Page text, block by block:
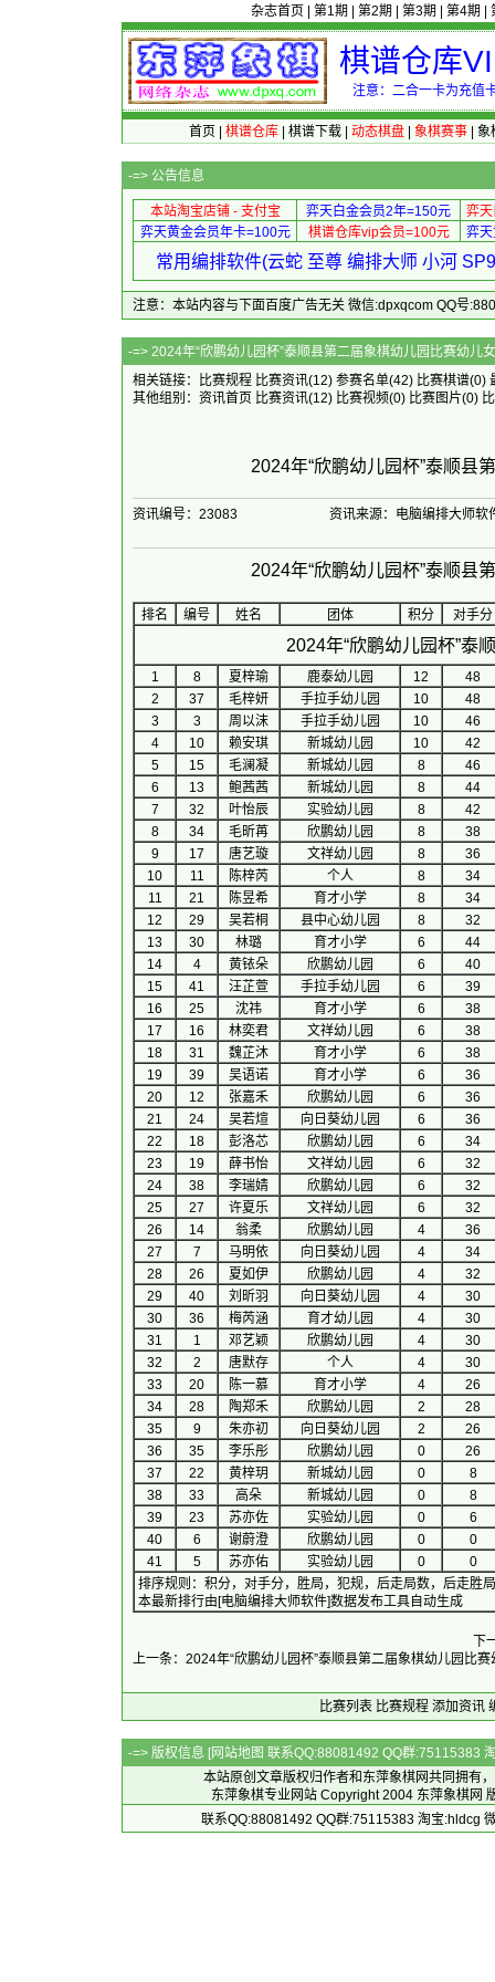
杂志首页 第1期 第2期 第3期 第4期
棋谱仓库
注意：二合一卡为充值
首页 棋谱仓库| 棋谱下载| 动态棋盘| 象棋赛事| 象
-=> 公告信息
本站淘宝店铺 - 支付宝 弈天白金会员2年=150元
弈
弈天黄金会员年卡=100元
棋谱仓库vip会员=100元 弈
常用编排软件(云蛇 至尊 编排大师 小河
注意：本站内容与下面百度广告无关 微信:dpxqcom QQ号
-=> 2024年“欣鹏幼儿园杯”泰顺县第二届象
相关链接：
比赛规程 比赛资讯(12) 参赛名单(42) 比赛棋谱(0)
其他组别： 资讯首页 比赛资讯(12) 比赛视频(0) 比赛图片(0)
2024年“欣鹏幼儿园杯”泰顺县
资讯编号：23083 资讯来源：电脑编排大师软
2024年“欣鹏幼儿园杯”泰顺县
排名 编号 姓名 团体 积分 对手分
2024年“欣鹏幼儿园杯”泰
1 8 夏梓瑜 鹿泰幼儿园 12
48
2
37 毛梓妍 手拉手幼儿园 10
48
3
3 周以沫 手拉手幼儿园 10
46
4
10 赖安琪 新城幼儿园 10
42
5
15 毛澜凝 新城幼儿园 8
46
6
13 鲍茜茜 新城幼儿园 8
44
7
32 叶怡辰 实验幼儿园 8
42
8
34 毛昕苒 欣鹏幼儿园 8
38
9
17 唐艺璇 文祥幼儿园 8
36
10
11 陈梓芮 个人 8
34
11
21 陈昱希 育才小学 8
34
12
29 吴若桐 县中心幼儿园 8
32
13
30 林璐 育才小学 6
44
14
4 黄铱朵 欣鹏幼儿园 6
40
15
41 汪芷萱 手拉手幼儿园 6
39
16
25 沈祎 育才小学 6
38
17
16 林奕君 文祥幼儿园 6
38
18
31 魏芷沐 育才小学 6
38
19
39 吴语诺 育才小学 6
36
20
12 张嘉禾 欣鹏幼儿园 6
36
21
24 吴若煊 向日葵幼儿园 6
36
22
18 彭洛芯 欣鹏幼儿园 6
34
23
19 薛书怡 文祥幼儿园 6
32
24
38 李瑞婧 欣鹏幼儿园 6
32
25
27 许夏乐 文祥幼儿园 6
32
26
14 翁柔 欣鹏幼儿园 4
36
27
7 马明依 向日葵幼儿园 4
34
28
26 夏如伊 欣鹏幼儿园 4
32
29
40 刘昕羽 向日葵幼儿园 4
30
30
36 梅芮涵 育才幼儿园 4
30
31
1 邓艺颖 欣鹏幼儿园 4
30
32
2 唐默存 个人 4
30
33
20 陈一慕 育才小学 4
26
34
28 陶郑禾 欣鹏幼儿园 2
28
35
9 朱亦初 向日葵幼儿园 2
26
36
35 李乐彤 欣鹏幼儿园 0
26
37
22 黄梓玥 新城幼儿园 0
8
38
33 高朵 新城幼儿园 0
8
39
23 苏亦佐 实验幼儿园 0
6
40
6 谢蔚澄 欣鹏幼儿园 0
0
41
5 苏亦佑 实验幼儿园 0
0
排序规则：积分，对手分，胜局，犯规，后走局数，后走胜
本最新排行由[电脑编排大师软件]数据发布工具自动生成
下
上一条：2024年“欣鹏幼儿园杯”泰顺县第二届象棋幼儿园比
比赛列表 比赛规程 添加资讯
-=> 版权信息 [网站地图 联系QQ:88081492 QQ群:75115383
本站原创文章版权归作者和 东萍象棋网共同拥有
东萍象棋专业网站 Copyright 2004 东萍象棋网
联系QQ:88081492 QQ群:75115383 淘宝:hldcg